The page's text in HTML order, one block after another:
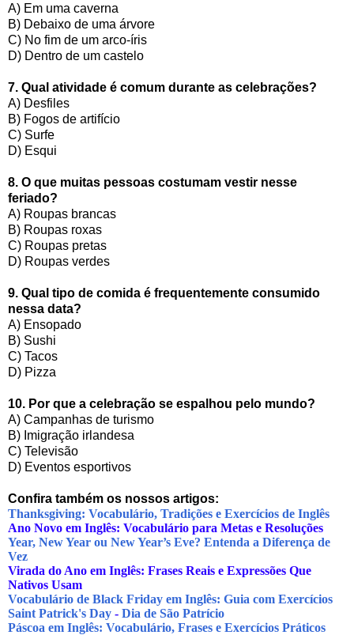
A) Em uma caverna
B) Debaixo de uma árvore
C) No fim de um arco-íris
D) Dentro de um castelo
7. Qual atividade é comum durante as celebrações?
A) Desfiles
B) Fogos de artifício
C) Surfe
D) Esqui
8. O que muitas pessoas costumam vestir nesse
feriado?
A) Roupas brancas
B) Roupas roxas
C) Roupas pretas
D) Roupas verdes
9. Qual tipo de comida é frequentemente consumido
nessa data?
A) Ensopado
B) Sushi
C) Tacos
D) Pizza
10. Por que a celebração se espalhou pelo mundo?
A) Campanhas de turismo
B) Imigração irlandesa
C) Televisão
D) Eventos esportivos
Confira também os nossos artigos:
Thanksgiving: Vocabulário, Tradições e Exercícios de Inglês
Ano Novo em Inglês: Vocabulário para Metas e Resoluções
Year, New Year ou New Year’s Eve? Entenda a Diferença de
Vez
Virada do Ano em Inglês: Frases Reais e Expressões Que
Nativos Usam
Vocabulário de Black Friday em Inglês: Guia com Exercícios
Saint Patrick's Day - Dia de São Patrício
Páscoa em Inglês: Vocabulário, Frases e Exercícios Práticos